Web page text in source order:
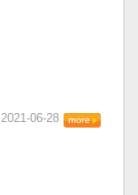
2021-06-28